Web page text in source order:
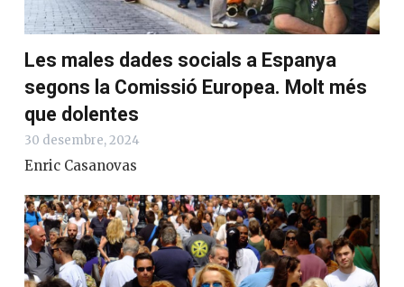
Les males dades socials a Espanya
segons la Comissió Europea. Molt més
que dolentes
30 desembre, 2024
Enric Casanovas